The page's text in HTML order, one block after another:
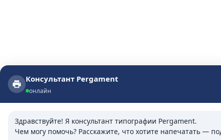
Консультант Pergament
онлайн
Здравствуйте! Я консультант типографии Pergament.
Чем могу помочь? Расскажите, что хотите напечатать —
Консультант Pergament